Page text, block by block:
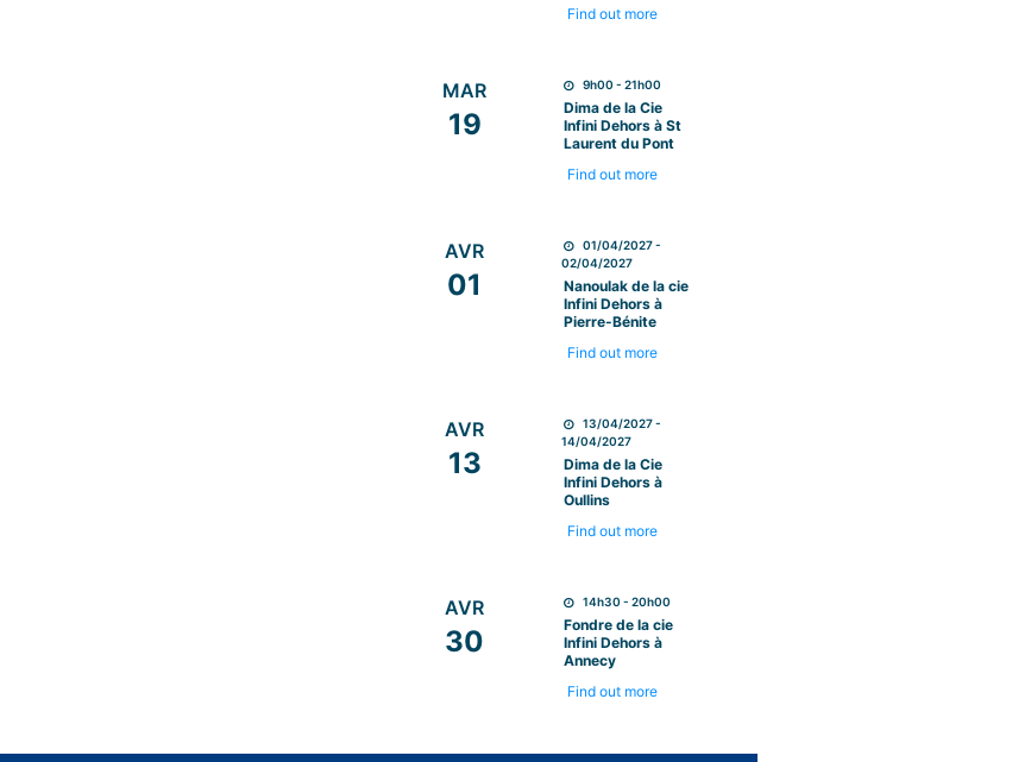
Find out more
MAR
19
9h00 - 21h00
Dima de la Cie
Infini Dehors à St
Laurent du Pont
Find out more
AVR
01
01/04/2027 -
02/04/2027
Nanoulak de la cie
Infini Dehors à
Pierre-Bénite
Find out more
AVR
13
13/04/2027 -
14/04/2027
Dima de la Cie
Infini Dehors à
Oullins
Find out more
AVR
30
14h30 - 20h00
Fondre de la cie
Infini Dehors à
Annecy
Find out more